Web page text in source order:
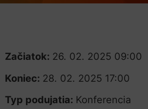
Začiatok: 26. 02. 2025 09:00
Koniec: 28. 02. 2025 17:00
Typ podujatia: Konferencia